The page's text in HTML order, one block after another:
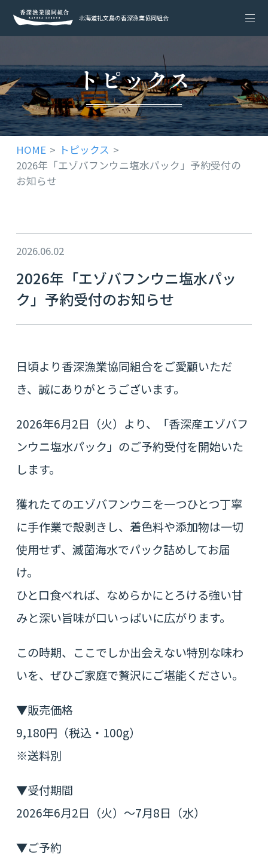
北海道礼文島の香深漁業協同組合
トピックス
HOME
トピックス
2026年「エゾバフンウニ塩水パック」予約受付の
お知らせ
2026.06.02
2026年「エゾバフンウニ塩水パッ
ク」予約受付のお知らせ
日頃より香深漁業協同組合をご愛顧いただ
き、誠にありがとうございます。
2026年6月2日（火）より、「香深産エゾバフ
ンウニ塩水パック」のご予約受付を開始いた
します。
獲れたてのエゾバフンウニを一つひとつ丁寧
に手作業で殻剥きし、着色料や添加物は一切
使用せず、滅菌海水でパック詰めしてお届
け。
ひと口食べれば、なめらかにとろける強い甘
みと深い旨味が口いっぱいに広がります。
この時期、ここでしか出会えない特別な味わ
いを、ぜひご家庭で贅沢にご堪能ください。
▼販売価格
9,180円（税込・100g）
※送料別
▼受付期間
2026年6月2日（火）～7月8日（水）
▼ご予約